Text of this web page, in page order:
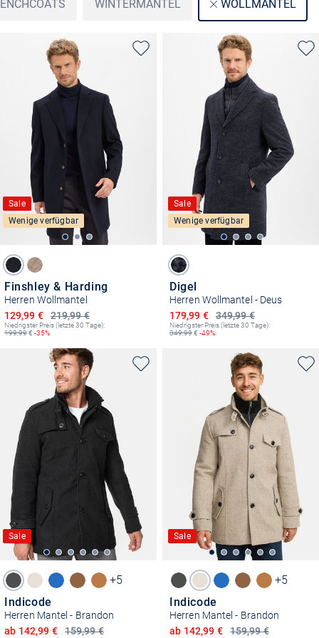
WINTERMÄNTEL WOLLMÄNTEL
Sale
Wenige verfügbar
Finshley & Harding
Herren Wollmantel
219,99 €
Ermäßigter Preis
129,99 €
Niedrigster Preis (letzte 30 Tage):
199,99€ -35%
Sale
Wenige verfügbar
Digel
Herren Wollmantel - Deus
349,99 €
Ermäßigter Preis
179,99 €
Niedrigster Preis (letzte 30 Tage):
349,99€ -49%
Sale
+5
Indicode
Herren Mantel - Brandon
159,99 €
Ermäßigter Preis
ab 142,99 €
Sale
+5
Indicode
Herren Mantel - Brandon
159,99 €
Ermäßigter Preis
ab 142,99 €